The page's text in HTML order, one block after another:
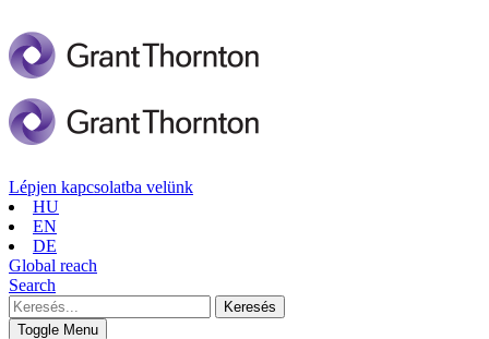
Lépjen kapcsolatba velünk
HU
EN
DE
Global reach
Search
Toggle Menu